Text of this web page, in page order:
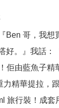
Ben 哥，我
好。』我話：
佢由藍魚子精
力精華提拉，
旅行裝！成套